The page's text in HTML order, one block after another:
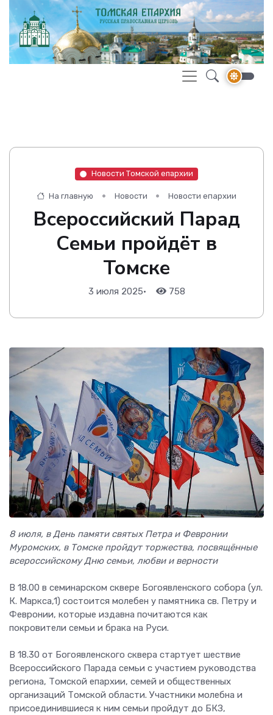
Новости Томской епархии
На главную Новости Новости епархии
Всероссийский Парад
Семьи пройдёт в
Томске
3 июля 2025• 758
8 июля, в День памяти святых Петра и Февронии
Муромских, в Томске пройдут торжества, посвящённые
всероссийскому Дню семьи, любви и верности
В 18.00 в семинарском сквере Богоявленского собора (ул.
К. Маркса,1) состоится молебен у памятника св. Петру и
Февронии, которые издавна почитаются как
покровители семьи и брака на Руси.
В 18.30 от Богоявленского сквера стартует шествие
Всероссийского Парада семьи с участием руководства
региона, Томской епархии, семей и общественных
организаций Томской области. Участники молебна и
присоединившиеся к ним семьи пройдут до БКЗ,